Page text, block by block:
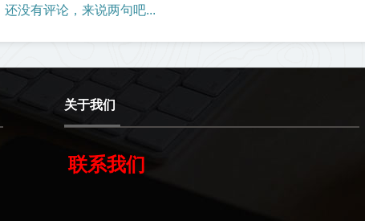
还没有评论，来说两句吧...
关于我们
联系我们